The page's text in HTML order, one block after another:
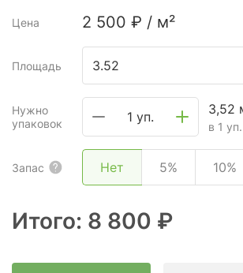
Цена 2 500 ₽ / м²
Площадь
Нужно
упаковок
1 уп.
3,52
в 1 уп.
Запас Нет 5% 10%
Итого: 8 800 ₽